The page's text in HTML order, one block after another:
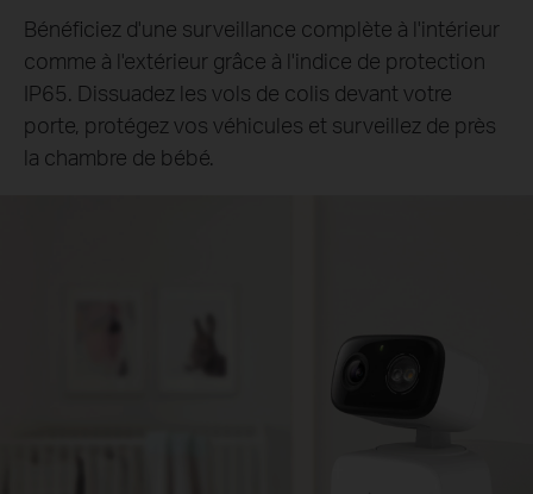
Bénéficiez d'une surveillance complète à l'intérieur
comme à l'extérieur grâce à l'indice de protection
IP65. Dissuadez les vols de colis devant votre
porte, protégez vos véhicules et surveillez de près
la chambre de bébé.